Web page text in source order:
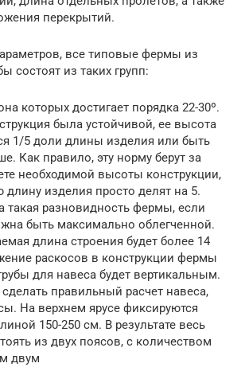
перекрытий.
все типовые фермы из
состоят из таких групп:
которых достигает порядка 22-30º.
была устойчивой, ее высота
1/5 доли длины изделия или быть
Как правило, эту норму берут за
необходимой высоты конструкции,
длину изделия просто делят на 5.
такая разновидность фермы, если
быть максимально облегченной.
длина строения будет более 14
раскосов в конструкции фермы
для навеса будет вертикальным.
правильный расчет навеса,
На верхнем ярусе фиксируются
150-250 см. В результате весь
из двух поясов, с количеством
двум